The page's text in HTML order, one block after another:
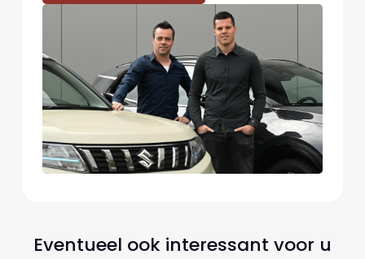
Eventueel ook interessant voor u